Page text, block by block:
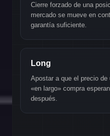
Cierre forzado de una
mercado se mueve en
garantía suficiente.
Long
Apostar a que el precio
«en largo» compra
después.